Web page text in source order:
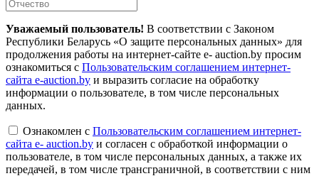
Уважаемый пользователь! В соответствии с Законом
Республики Беларусь «О защите персональных данных» для
продолжения работы на интернет-сайте e- auction.by просим
ознакомиться с Пользовательским соглашением интернет-
сайта e-auction.by и выразить согласие на обработку
информации о пользователе, в том числе персональных
данных.
Ознакомлен с Пользовательским соглашением интернет-
сайта e- auction.by и согласен с обработкой информации о
пользователе, в том числе персональных данных, а также их
передачей, в том числе трансграничной, в соответствии с ним